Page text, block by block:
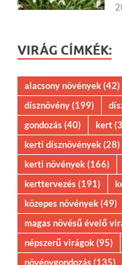
VIRÁG CÍMKÉK:
alacsony növények(42)
dísznövény(199)
gondozás(40) kert
kerti dísznövények(28)
kerti növények(166)
kerttervezés(191)
közepes növények(49)
magas növésű évelő
népszerű virágok(95)
növénygondozás(135)